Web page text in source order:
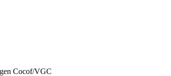
Cocof/VGC